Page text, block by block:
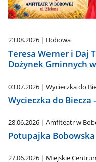
23.08.2026 Bobowa
Teresa Werner i Daj
Dożynek Gminnych
03.07.2026 Wycieczka do
Wycieczka do Biecza
28.06.2026 Amfiteatr w
Potupajka
27.06.2026 Miejskie